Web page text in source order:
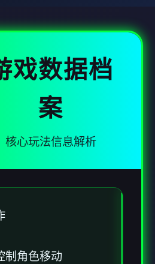
戏数据档
案
核心玩法信息解析
制角色移动